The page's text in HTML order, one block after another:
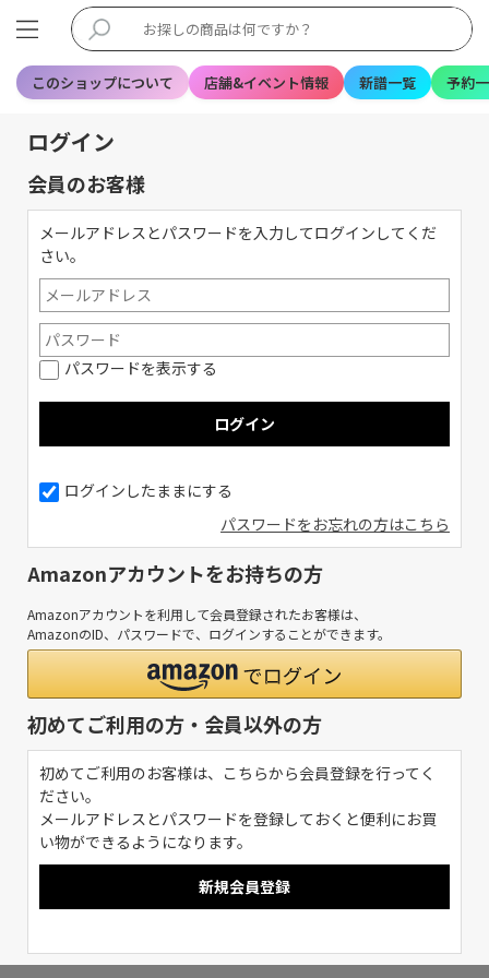
このショップについて 店舗&イベント情報 新譜一覧 予約
ログイン
会員のお客様
メールアドレスとパスワードを入力してログインしてくだ
さい。
パスワードを表示する
ログインしたままにする
パスワードをお忘れの方はこちら
Amazonアカウントをお持ちの方
Amazonアカウントを利用して会員登録されたお客様は、
AmazonのID、パスワードで、ログインすることができます。
初めてご利用の方・会員以外の方
初めてご利用のお客様は、こちらから会員登録を行ってく
ださい。
メールアドレスとパスワードを登録しておくと便利にお買
い物ができるようになります。